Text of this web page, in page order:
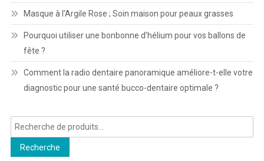
Masque à l’Argile Rose ; Soin maison pour peaux grasses
Pourquoi utiliser une bonbonne d’hélium pour vos ballons de
fête ?
Comment la radio dentaire panoramique améliore-t-elle votre
diagnostic pour une santé bucco-dentaire optimale ?
Recherche
pour :
Recherche